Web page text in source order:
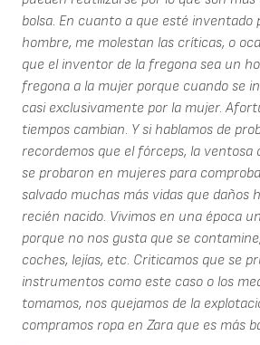
bolsa. En cuanto a que esté inventado
hombre, me molestan las críticas, o
que el inventor de la fregona sea un
fregona a la mujer porque cuando se
casi exclusivamente por la mujer.
tiempos cambian. Y si hablamos de
recordemos que el fórceps, la ventosa
se probaron en mujeres para
salvado muchas más vidas que daños
recién nacido. Vivimos en una época
porque no nos gusta que se
coches, lejías, etc. Criticamos que se
instrumentos como este caso o los
tomamos, nos quejamos de la
compramos ropa en Zara que es más